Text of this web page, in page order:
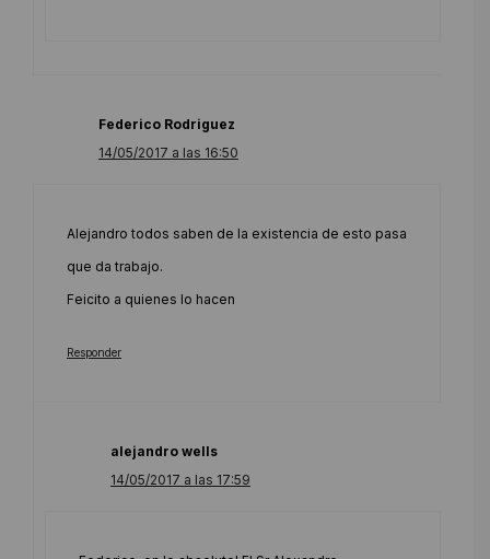
Federico Rodriguez
14/05/2017 a las 16:50
Alejandro todos saben de la existencia de esto pasa
que da trabajo.
Feicito a quienes lo hacen
Responder
alejandro wells
14/05/2017 a las 17:59